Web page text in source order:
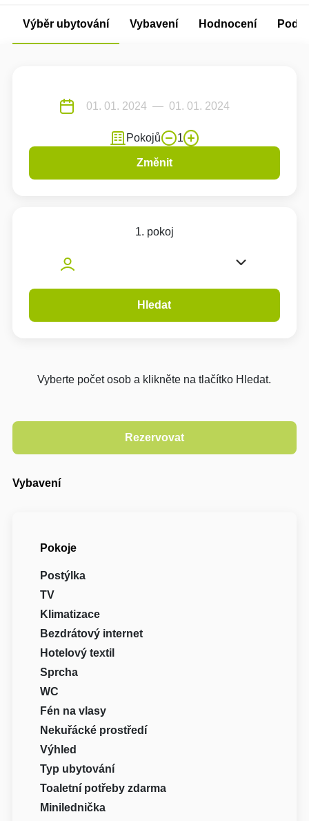
Výběr ubytování Vybavení Hodnocení
Pokojů 1
Změnit
1. pokoj
Hledat
Vyberte počet osob a klikněte na tlačítko Hledat.
Vybavení
Pokoje
Postýlka
TV
Klimatizace
Bezdrátový internet
Hotelový textil
Sprcha
WC
Fén na vlasy
Nekuřácké prostředí
Výhled
Typ ubytování
Toaletní potřeby zdarma
Minilednička